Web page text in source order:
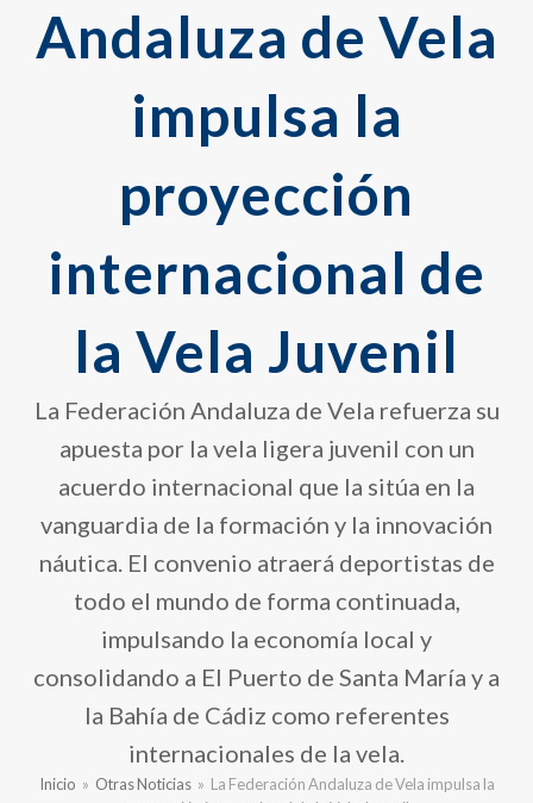
Andaluza de Vela
impulsa la
proyección
internacional de
la Vela Juvenil
La Federación Andaluza de Vela refuerza su
apuesta por la vela ligera juvenil con un
acuerdo internacional que la sitúa en la
vanguardia de la formación y la innovación
náutica. El convenio atraerá deportistas de
todo el mundo de forma continuada,
impulsando la economía local y
consolidando a El Puerto de Santa María y a
la Bahía de Cádiz como referentes
internacionales de la vela.
Inicio » Otras Noticias » La Federación Andaluza de Vela impulsa la